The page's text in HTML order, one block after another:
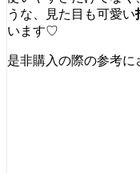
うな、見た目も可愛い
います♡
是非購入の際の参考に